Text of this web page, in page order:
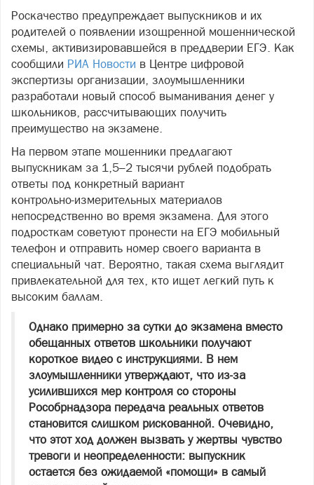
Роскачество предупреждает выпускников и их
родителей о появлении изощренной мошеннической
схемы, активизировавшейся в преддверии ЕГЭ. Как
сообщили РИА Новости в Центре цифровой
экспертизы организации, злоумышленники
разработали новый способ выманивания денег у
школьников, рассчитывающих получить
преимущество на экзамене.
На первом этапе мошенники предлагают
выпускникам за 1,5–2 тысячи рублей подобрать
ответы под конкретный вариант
контрольно‑измерительных материалов
непосредственно во время экзамена. Для этого
подросткам советуют пронести на ЕГЭ мобильный
телефон и отправить номер своего варианта в
специальный чат. Вероятно, такая схема выглядит
привлекательной для тех, кто ищет легкий путь к
высоким баллам.
Однако примерно за сутки до экзамена вместо
обещанных ответов школьники получают
короткое видео с инструкциями. В нем
злоумышленники утверждают, что из‑за
усилившихся мер контроля со стороны
Рособрнадзора передача реальных ответов
становится слишком рискованной. Очевидно,
что этот ход должен вызвать у жертвы чувство
тревоги и неопределенности: выпускник
остается без ожидаемой «помощи» в самый